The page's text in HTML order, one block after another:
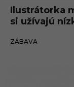
Ilustrátorka
si užívajú
ZÁBAVA